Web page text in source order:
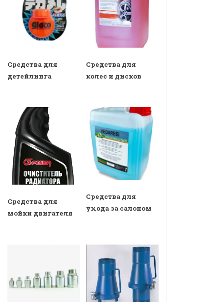
Средства для
детейлинга
Средства для
колес и дисков
Средства для
мойки двигателя
Средства для
ухода за салоном